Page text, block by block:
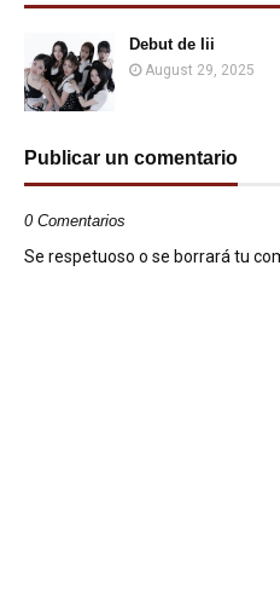
Debut de Iii
August 29, 2025
Publicar un comentario
0 Comentarios
Se respetuoso o se borrará tu